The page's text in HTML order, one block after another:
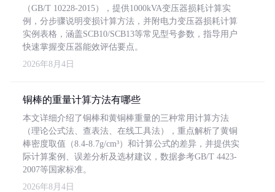
（GB/T 10228-2015），提供1000kVA变压器损耗计算实
例，分步骤说明变损计算方法，并附电力变压器损耗计算
实例表格，涵盖SCB10/SCB13等常见型号参数，指导用户
快速掌握变压器能效评估要点。
2026年8月4日
铜棒的重量计算方法有哪些
本文详细介绍了铜棒和黄铜棒重量的三种常用计算方法
（理论公式法、查表法、在线工具法），重点解析了黄铜
棒密度取值（8.4-8.7g/cm³）和计算公式的差异，并提供实
际计算案例、误差分析及选材建议，数据参考GB/T 4423-
2007等国家标准。
2026年8月4日